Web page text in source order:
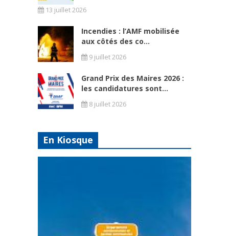
13 juillet 2026
Incendies : l’AMF mobilisée
aux côtés des co...
9 juillet 2026
Grand Prix des Maires 2026 :
les candidatures sont...
8 juillet 2026
En Kiosque